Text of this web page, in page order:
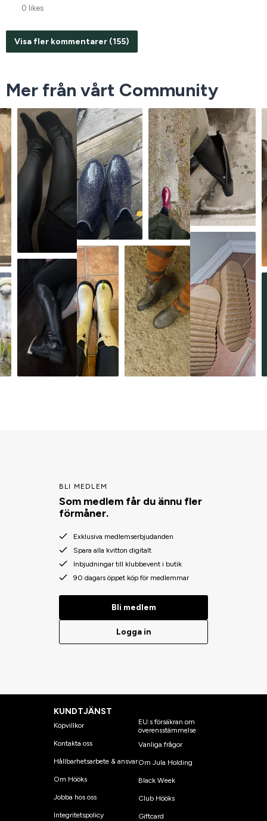
0 likes
Visa fler kommentarer (155)
Mer från vårt Community
BLI MEDLEM
Som medlem får du ännu fler
förmåner.
Exklusiva medlemserbjudanden
Spara alla kvitton digitalt
Inbjudningar till klubbevent i butik
90 dagars öppet köp för medlemmar
Bli medlem
Logga in
KUNDTJÄNST
Köpvillkor
Kontakta oss
Hållbarhetsarbete & ansvar
Om Hööks
Jobba hos oss
Integritetspolicy
EU:s försäkran om
överensstämmelse
Vanliga frågor
Om Jula Holding
Black Week
Club Hööks
Giftcard